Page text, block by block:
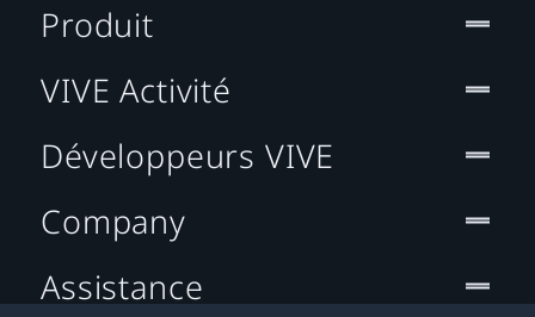
Produit
VIVE Activité
Développeurs VIVE
Company
Assistance